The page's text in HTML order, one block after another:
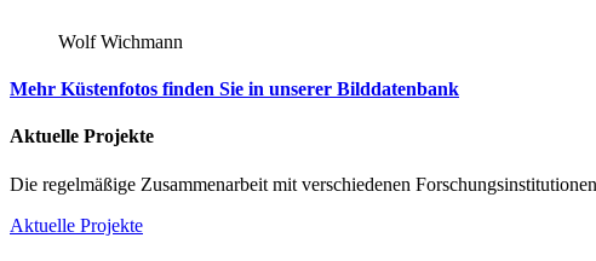
Wolf Wichmann
Mehr Küstenfotos finden Sie in unserer Bilddatenbank
Aktuelle Projekte
Die regelmäßige Zusammenarbeit mit verschiedenen
Aktuelle Projekte